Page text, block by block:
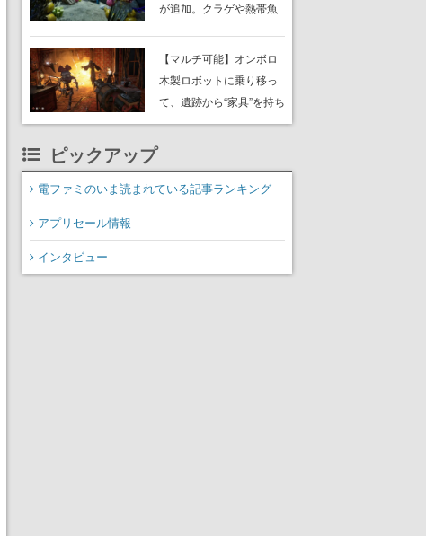
が追加。クラゲや熱帯魚
や大きな貝も
【マルチ可能】オンボロ
木製ロボットに乗り移っ
て、遺跡から“家具”を持ち
帰るホラーアクションゲ
売。迫る“腐敗”から逃げ延
び、持ち帰った家具で基
ピックアップ
電ファミのいま読まれている記事ランキング
アプリセール情報
インタビュー